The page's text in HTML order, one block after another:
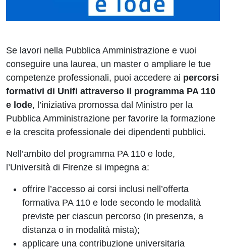
Se lavori nella Pubblica Amministrazione e vuoi
conseguire una laurea, un master o ampliare le tue
competenze professionali, puoi accedere ai percorsi
formativi di Unifi attraverso il programma PA 110
e lode, l’iniziativa promossa dal Ministro per la
Pubblica Amministrazione per favorire la formazione
e la crescita professionale dei dipendenti pubblici.
Nell’ambito del programma PA 110 e lode,
l’Università di Firenze si impegna a:
offrire l’accesso ai corsi inclusi nell’offerta
formativa PA 110 e lode secondo le modalità
previste per ciascun percorso (in presenza, a
distanza o in modalità mista);
applicare una contribuzione universitaria